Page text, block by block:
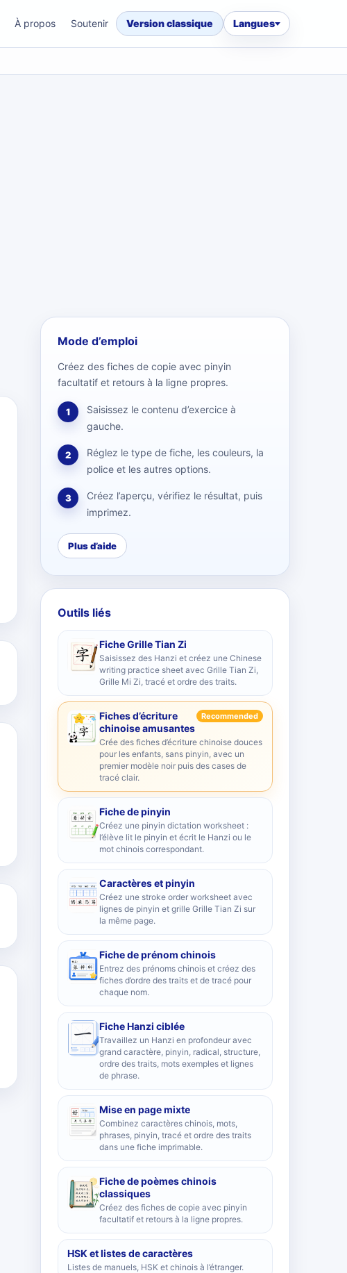
À propos Soutenir Version classique Langues
Mode d’emploi
Créez des fiches de copie avec pinyin
facultatif et retours à la ligne propres.
1
Saisissez le contenu d’exercice à
gauche.
2
Réglez le type de fiche, les couleurs, la
police et les autres options.
3
Créez l’aperçu, vérifiez le résultat, puis
imprimez.
Plus d’aide
Outils liés
Fiche Grille Tian Zi
Saisissez des Hanzi et créez une Chinese
writing practice sheet avec Grille Tian Zi,
Grille Mi Zi, tracé et ordre des traits.
Fiches d’écriture
chinoise amusantes
Recommended
Crée des fiches d’écriture chinoise douces
pour les enfants, sans pinyin, avec un
premier modèle noir puis des cases de
tracé clair.
Fiche de pinyin
Créez une pinyin dictation worksheet :
l’élève lit le pinyin et écrit le Hanzi ou le
mot chinois correspondant.
Caractères et pinyin
Créez une stroke order worksheet avec
lignes de pinyin et grille Grille Tian Zi sur
la même page.
Fiche de prénom chinois
Entrez des prénoms chinois et créez des
fiches d’ordre des traits et de tracé pour
chaque nom.
Fiche Hanzi ciblée
Travaillez un Hanzi en profondeur avec
grand caractère, pinyin, radical, structure,
ordre des traits, mots exemples et lignes
de phrase.
Mise en page mixte
Combinez caractères chinois, mots,
phrases, pinyin, tracé et ordre des traits
dans une fiche imprimable.
Fiche de poèmes chinois
classiques
Créez des fiches de copie avec pinyin
facultatif et retours à la ligne propres.
HSK et listes de caractères
Listes de manuels, HSK et chinois à l’étranger.